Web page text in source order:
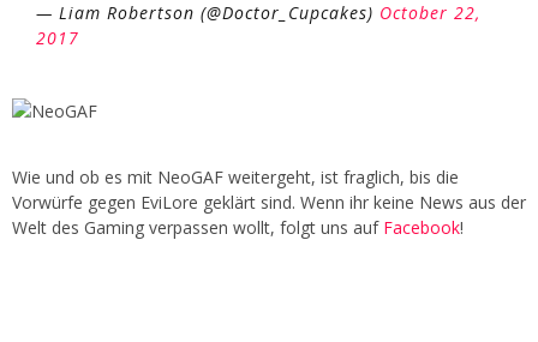
— Liam Robertson (@Doctor_Cupcakes) October 22,
2017
Wie und ob es mit NeoGAF weitergeht, ist fraglich, bis die
Vorwürfe gegen EviLore geklärt sind. Wenn ihr keine News aus der
Welt des Gaming verpassen wollt, folgt uns auf Facebook!